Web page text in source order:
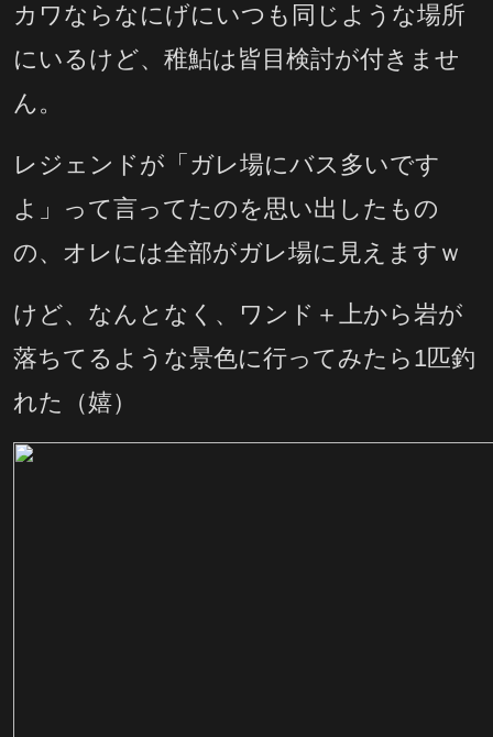
カワならなにげにいつも同じような場所
にいるけど、稚鮎は皆目検討が付きませ
ん。
レジェンドが「ガレ場にバス多いです
よ」って言ってたのを思い出したもの
の、オレには全部がガレ場に見えますｗ
けど、なんとなく、ワンド＋上から岩が
落ちてるような景色に行ってみたら1匹釣
れた（嬉）